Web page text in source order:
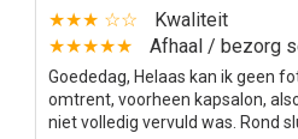
★★★ ☆☆
Kwaliteit
★★★★★
Afhaal / bezorg
Goededag, Helaas kan ik geen
omtrent, voorheen kapsalon,
niet volledig vervuld was. Rond